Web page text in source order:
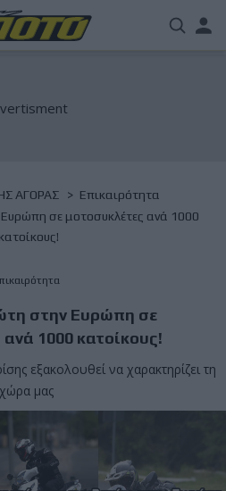
ΑΓΟΡΑΣ
Επικαιρότητα
σε μοτοσυκλέτες ανά 1000
κατοίκους!
στην Ευρώπη σε
1000 κατοίκους!
εξακολουθεί να χαρακτηρίζει τη
χώρα μας